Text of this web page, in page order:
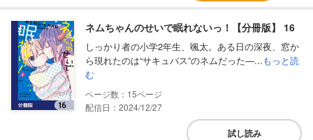
ネムちゃんのせいで眠れないっ！【分冊版】 16
しっかり者の小学2年生、颯太。ある日の深夜、窓か
ら現れたのは“サキュバス”のネムだった―...もっと読
む
15
配信日：2024/12/27
試し読み